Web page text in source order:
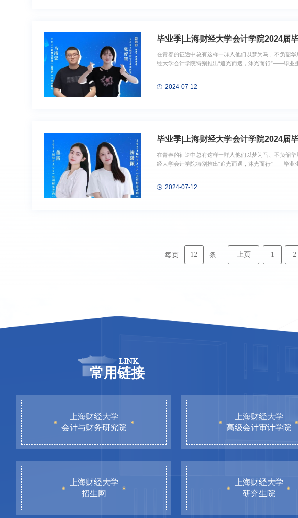
毕业季|上海财经大学会计学院2024届
在青春的征途中总有这样一群人他们以梦为马、不负韶
经大学会计学院特别推出“追光而遇，沐光而行”——毕业
2024-07-12
毕业季|上海财经大学会计学院2024届
在青春的征途中总有这样一群人他们以梦为马、不负韶
经大学会计学院特别推出“追光而遇，沐光而行”——毕业
2024-07-12
每页 12 条 上页 1 2
LINK
常用链接
上海财经大学
会计与财务研究院
上海财经大学
高级会计审计学院
上海财经大学
招生网
上海财经大学
研究生院